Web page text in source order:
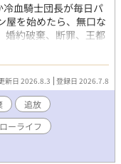
冷血騎士団長が毎日パ
屋を始めたら、無口な
婚約破棄、断罪、王都
の夜会で王子からそ
ぜなら彼は、前世の記
似ており、自分が“悪
からだ。 けれど、王子
逃げられるなら、追
屋をやろう」 そうし
ーカリー》を開く。
、森苺のジャムパ
フ。 ……のはずだっ
新日 2026.8.3 登録日 2026.7.8
追放
ーライフ